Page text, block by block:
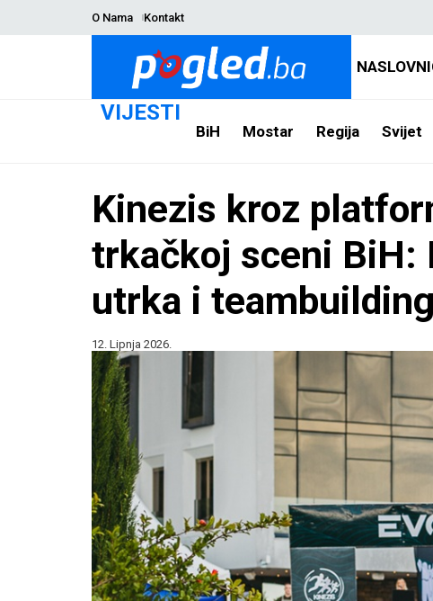
O Nama Kontakt
VIJESTI
BiH Mostar Regija Svijet
Kinezis kroz
trkačkoj sceni BiH:
utrka i
12. Lipnja 2026.